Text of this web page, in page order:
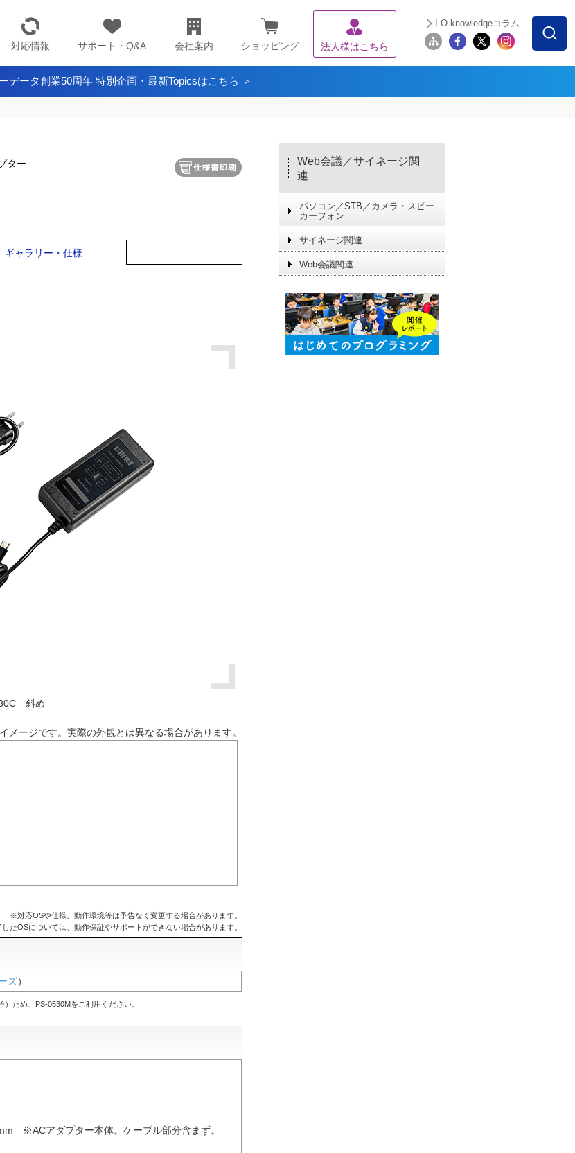
対応情報 サポート・Q&A 会社案内 ショッピング 法人様はこちら
I-O knowledgeコラム
データ創業50周年 特別企画・最新Topicsはこちら ＞
ター
ギャラリー・仕様
斜め
メージです。実際の外観とは異なる場合があります。
※対応OSや仕様、動作環境等は予告なく変更する場合があります。
たOSについては、動作保証やサポートができない場合があります。
ズ）
ため、PS-0530Mをご利用ください。
※ACアダプター本体。ケーブル部分含まず。
Web会議／サイネージ関
連
パソコン／STB／カメラ・スピー
カーフォン
サイネージ関連
Web会議関連